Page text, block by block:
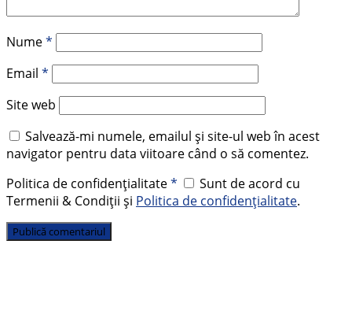
Nume*
Email *
Site web
Salvează-mi numele, emailul și site-ul web în acest
navigator pentru data viitoare când o să comentez.
Politica de confidențialitate*
Sunt de acord cu
Termenii & Condiții și Politica de confidențialitate.